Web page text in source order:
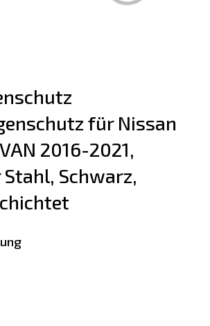
für Nissan
2016-2021,
Schwarz,